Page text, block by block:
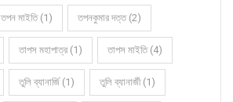
তপন মাইতি (1) তপনকুমার দত্ত (2)
তাপস মহাপাত্র (1) তাপস মাইতি (4)
তুলি ব্যানার্জি (1) তুলি ব্যানার্জী (1)